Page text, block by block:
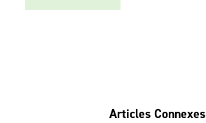
Articles Connexes